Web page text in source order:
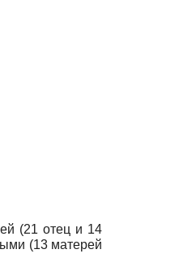
(21 отец и 14
(13 матерей